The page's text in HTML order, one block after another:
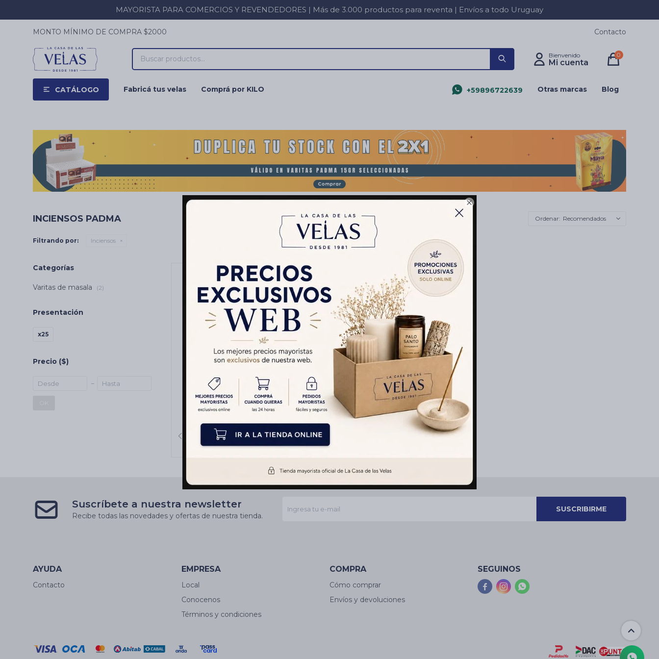

MAYORISTA PARA COMERCIOS Y REVENDEDORES | Más de 3.000 productos para reventa | Envíos a todo Uruguay
CATÁLOGO Fabricá tus velas Comprá por KILO +59896722639 Otras marcas Blog
0
MONTO MÍNIMO DE COMPRA $2000 Contacto
INCIENSOS PADMA Recomendados
Filtrando por: Inciensos
2X1 INCIENSO PADMA
20GR X12 - Antique
$ 466
INCIENSO PADMA CAJA
X25 - Angeles
$ 308
Categorías
Varitas de masala (2)
Presentación
x25
Precio ($)
Suscríbete a nuestra newsletter
Recibe todas las novedades y ofertas de nuestra tienda.
SUSCRIBIRME
AYUDA
Contacto
EMPRESA
Local
Conocenos
Términos y condiciones
COMPRA
Cómo comprar
Envíos y devoluciones
SEGUINOS
  